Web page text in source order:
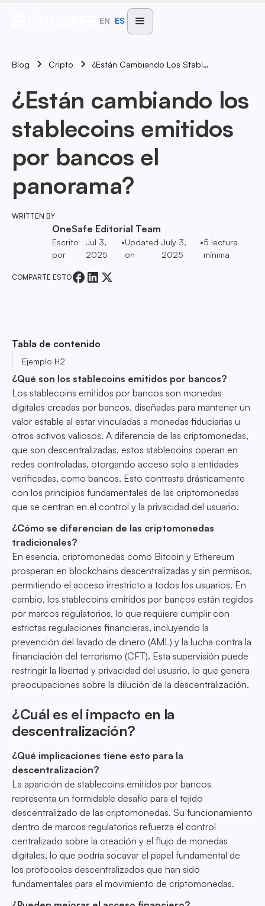
EN ES
Blog Cripto ¿Están Cambiando Los Stablecoins Emitidos Por Bancos El Panorama?
¿Están cambiando los
stablecoins emitidos
por bancos el
panorama?
WRITTEN BY
OneSafe Editorial Team
Escrito
por
Jul 3,
2025
•Updated
on
July 3,
2025
•5 lectura
mínima
COMPARTE ESTO
Tabla de contenido
Ejemplo H2
¿Qué son los stablecoins emitidos por bancos?
Los stablecoins emitidos por bancos son monedas
digitales creadas por bancos, diseñadas para mantener un
valor estable al estar vinculadas a monedas fiduciarias u
otros activos valiosos. A diferencia de las criptomonedas,
que son descentralizadas, estos stablecoins operan en
redes controladas, otorgando acceso solo a entidades
verificadas, como bancos. Esto contrasta drásticamente
con los principios fundamentales de las criptomonedas
que se centran en el control y la privacidad del usuario.
¿Cómo se diferencian de las criptomonedas
tradicionales?
En esencia, criptomonedas como Bitcoin y Ethereum
prosperan en blockchains descentralizadas y sin permisos,
permitiendo el acceso irrestricto a todos los usuarios. En
cambio, los stablecoins emitidos por bancos están regidos
por marcos regulatorios, lo que requiere cumplir con
estrictas regulaciones financieras, incluyendo la
prevención del lavado de dinero (AML) y la lucha contra la
financiación del terrorismo (CFT). Esta supervisión puede
restringir la libertad y privacidad del usuario, lo que genera
preocupaciones sobre la dilución de la descentralización.
¿Cuál es el impacto en la
descentralización?
¿Qué implicaciones tiene esto para la
descentralización?
La aparición de stablecoins emitidos por bancos
representa un formidable desafío para el tejido
descentralizado de las criptomonedas. Su funcionamiento
dentro de marcos regulatorios refuerza el control
centralizado sobre la creación y el flujo de monedas
digitales, lo que podría socavar el papel fundamental de
los protocolos descentralizados que han sido
fundamentales para el movimiento de criptomonedas.